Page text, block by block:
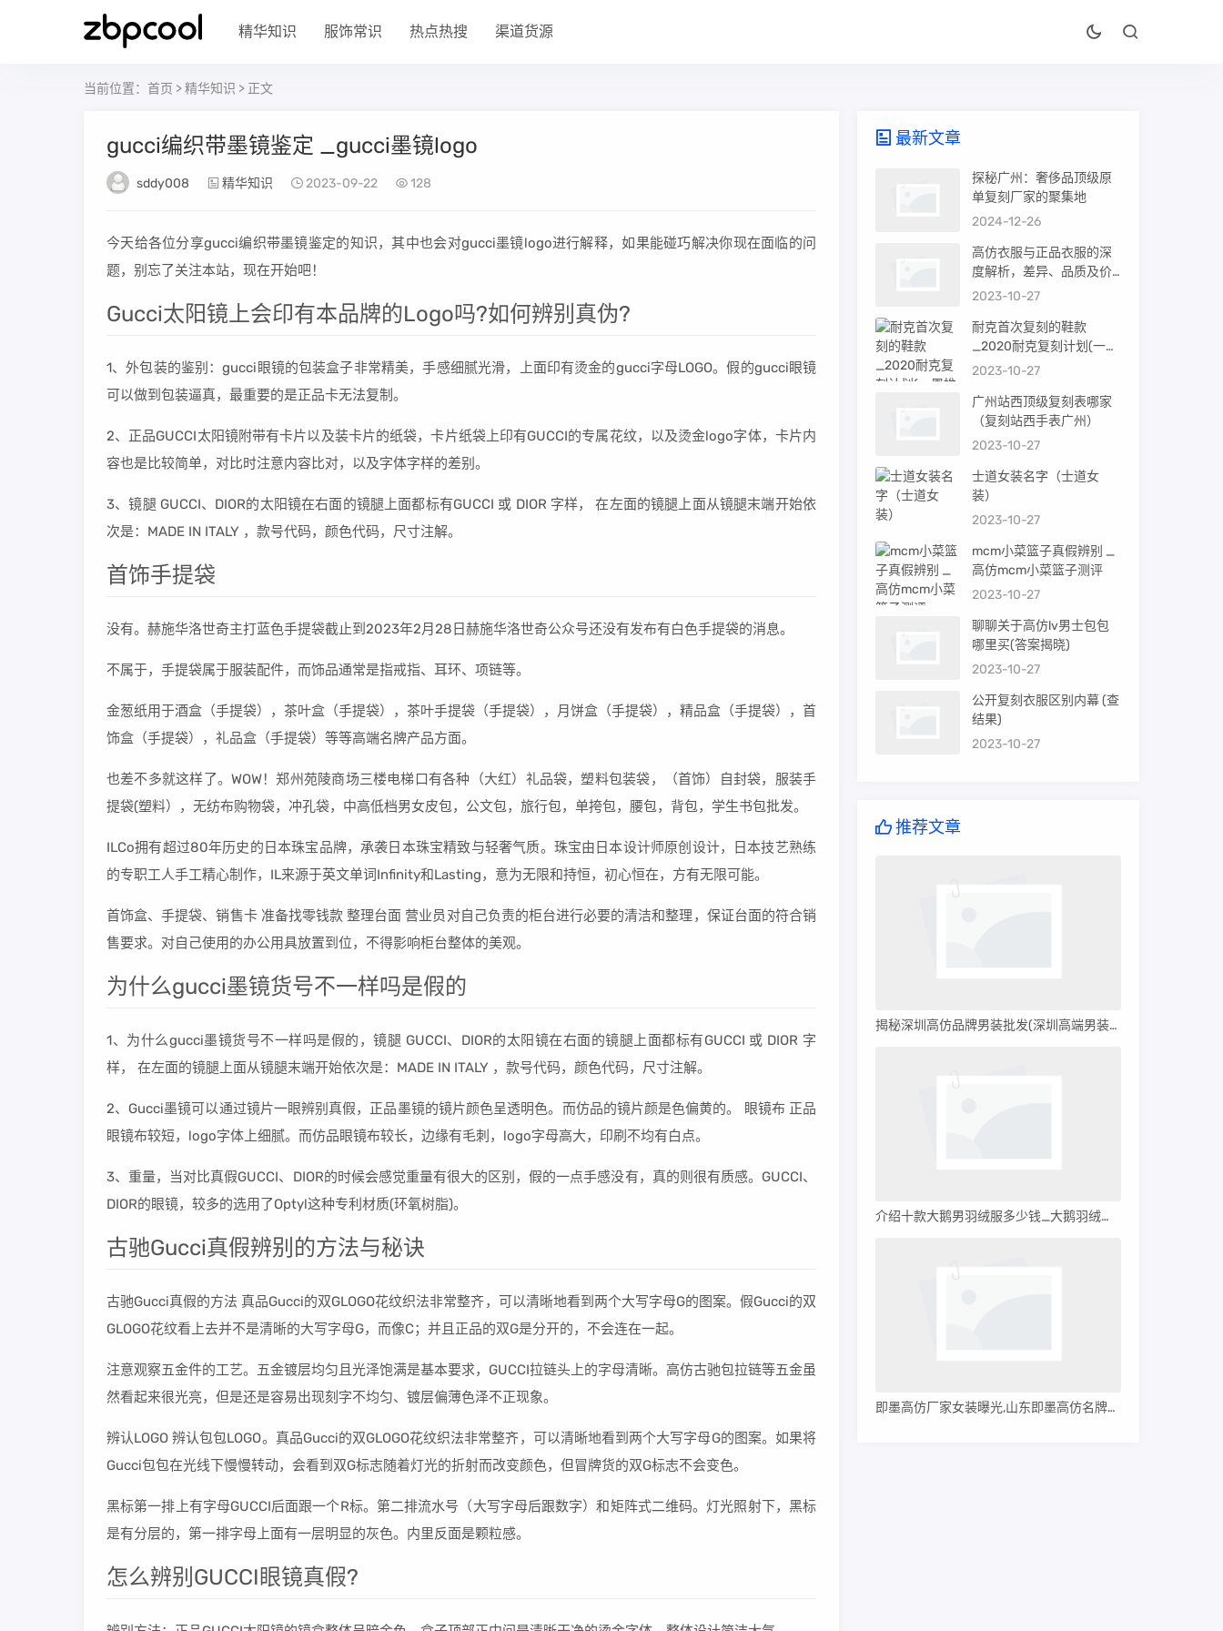
精华知识 服饰常识 热点热搜 渠道货源
当前位置： 首页 >精华知识 > 正文
gucci编织带墨镜鉴定 _gucci墨镜logo
sddy008 精华知识 2023-09-22 128
今天给各位分享gucci编织带墨镜鉴定的知识，其中也会对gucci墨镜logo进行解释，如果能碰巧解决你现在面临的问
题，别忘了关注本站，现在开始吧！
Gucci太阳镜上会印有本品牌的Logo吗?如何辨别真伪?
1、外包装的鉴别：gucci眼镜的包装盒子非常精美，手感细腻光滑，上面印有烫金的gucci字母LOGO。假的gucci眼镜
可以做到包装逼真，最重要的是正品卡无法复制。
2、正品GUCCI太阳镜附带有卡片以及装卡片的纸袋，卡片纸袋上印有GUCCI的专属花纹，以及烫金logo字体，卡片内
容也是比较简单，对比时注意内容比对，以及字体字样的差别。
3、镜腿 GUCCI、DIOR的太阳镜在右面的镜腿上面都标有GUCCI 或 DIOR 字样， 在左面的镜腿上面从镜腿末端开始依
次是：MADE IN ITALY ，款号代码，颜色代码，尺寸注解。
首饰手提袋
没有。赫施华洛世奇主打蓝色手提袋截止到2023年2月28日赫施华洛世奇公众号还没有发布有白色手提袋的消息。
不属于，手提袋属于服装配件，而饰品通常是指戒指、耳环、项链等。
金葱纸用于酒盒（手提袋），茶叶盒（手提袋），茶叶手提袋（手提袋），月饼盒（手提袋），精品盒（手提袋），首
饰盒（手提袋），礼品盒（手提袋）等等高端名牌产品方面。
也差不多就这样了。WOW！郑州苑陵商场三楼电梯口有各种（大红）礼品袋，塑料包装袋，（首饰）自封袋，服装手
提袋(塑料），无纺布购物袋，冲孔袋，中高低档男女皮包，公文包，旅行包，单挎包，腰包，背包，学生书包批发。
ILCo拥有超过80年历史的日本珠宝品牌，承袭日本珠宝精致与轻奢气质。珠宝由日本设计师原创设计，日本技艺熟练
的专职工人手工精心制作，IL来源于英文单词Infinity和Lasting，意为无限和持恒，初心恒在，方有无限可能。
首饰盒、手提袋、销售卡 准备找零钱款 整理台面 营业员对自己负责的柜台进行必要的清洁和整理，保证台面的符合销
售要求。对自己使用的办公用具放置到位，不得影响柜台整体的美观。
为什么gucci墨镜货号不一样吗是假的
1、为什么gucci墨镜货号不一样吗是假的，镜腿 GUCCI、DIOR的太阳镜在右面的镜腿上面都标有GUCCI 或 DIOR 字
样， 在左面的镜腿上面从镜腿末端开始依次是：MADE IN ITALY ，款号代码，颜色代码，尺寸注解。
2、Gucci墨镜可以通过镜片一眼辨别真假，正品墨镜的镜片颜色呈透明色。而仿品的镜片颜是色偏黄的。 眼镜布 正品
眼镜布较短，logo字体上细腻。而仿品眼镜布较长，边缘有毛刺，logo字母高大，印刷不均有白点。
3、重量，当对比真假GUCCI、DIOR的时候会感觉重量有很大的区别，假的一点手感没有，真的则很有质感。GUCCI、
DIOR的眼镜，较多的选用了Optyl这种专利材质(环氧树脂)。
古驰Gucci真假辨别的方法与秘诀
古驰Gucci真假的方法 真品Gucci的双GLOGO花纹织法非常整齐，可以清晰地看到两个大写字母G的图案。假Gucci的双
GLOGO花纹看上去并不是清晰的大写字母G，而像C；并且正品的双G是分开的，不会连在一起。
注意观察五金件的工艺。五金镀层均匀且光泽饱满是基本要求，GUCCI拉链头上的字母清晰。高仿古驰包拉链等五金虽
然看起来很光亮，但是还是容易出现刻字不均匀、镀层偏薄色泽不正现象。
辨认LOGO 辨认包包LOGO。真品Gucci的双GLOGO花纹织法非常整齐，可以清晰地看到两个大写字母G的图案。如果将
Gucci包包在光线下慢慢转动，会看到双G标志随着灯光的折射而改变颜色，但冒牌货的双G标志不会变色。
黑标第一排上有字母GUCCI后面跟一个R标。第二排流水号（大写字母后跟数字）和矩阵式二维码。灯光照射下，黑标
是有分层的，第一排字母上面有一层明显的灰色。内里反面是颗粒感。
怎么辨别GUCCI眼镜真假?
最新文章
探秘广州：奢侈品顶级原
单复刻厂家的聚集地
2024-12-26
高仿衣服与正品衣服的深
度解析，差异、品质及价
值
2023-10-27
耐克首次复刻的鞋款
_2020耐克复刻计划(一周
推荐)
2023-10-27
广州站西顶级复刻表哪家
（复刻站西手表广州）
2023-10-27
士道女装名字（士道女
装）
2023-10-27
mcm小菜篮子真假辨别 _
高仿mcm小菜篮子测评
2023-10-27
聊聊关于高仿lv男士包包
哪里买(答案揭晓)
2023-10-27
公开复刻衣服区别内幕 (查
结果)
2023-10-27
推荐文章
揭秘深圳高仿品牌男装批发(深圳高端男装批发)
介绍十款大鹅男羽绒服多少钱_大鹅羽绒服多少钱?
即墨高仿厂家女装曝光,山东即墨高仿名牌服装